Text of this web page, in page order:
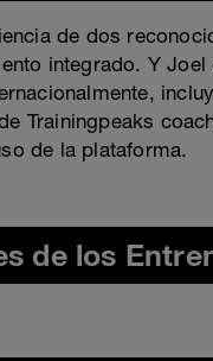
de dos
integrado. Y
Trainingpeaks
de la plataforma.
de los